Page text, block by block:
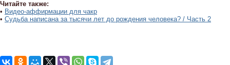
Читайте также:
• Видео-аффирмации для чакр
• Судьба написана за тысячи лет до рождения человека? / Часть 2